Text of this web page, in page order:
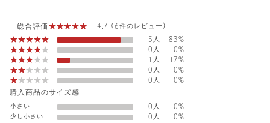
総合評価
4.7 (6件のレビュー)
5人
83%
0人
0%
1人
17%
0人
0%
0人
0%
購入商品のサイズ感
小さい 0人
0%
少し小さい
0人
0%